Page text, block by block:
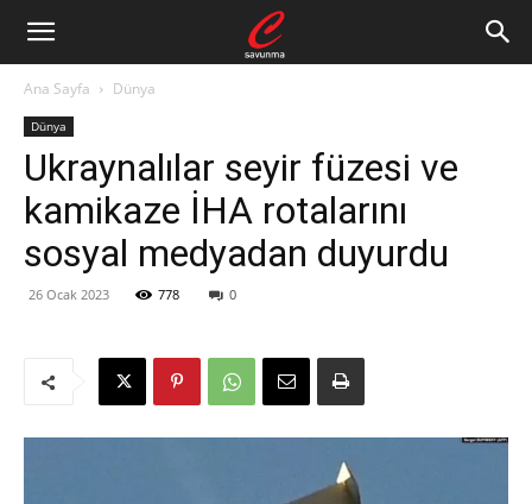
Ana Sayfa Dünya
Dünya
Ukraynalılar seyir füzesi ve
kamikaze İHA rotalarını
sosyal medyadan duyurdu
26 Ocak 2023 778 0